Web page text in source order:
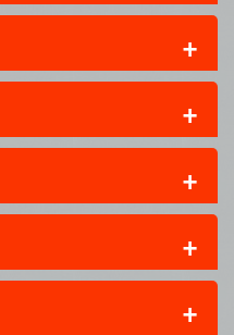
+
+
+
+
+